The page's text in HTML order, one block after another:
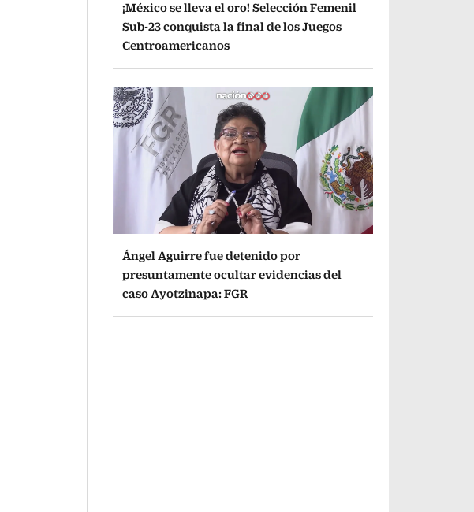
¡México se lleva el oro! Selección Femenil
Sub-23 conquista la final de los Juegos
Centroamericanos
Ángel Aguirre fue detenido por
presuntamente ocultar evidencias del
caso Ayotzinapa: FGR